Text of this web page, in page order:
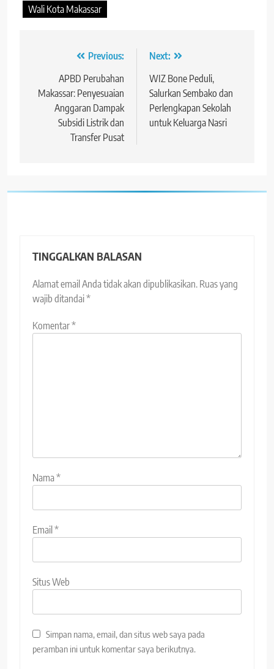
Wali Kota Makassar
Navigasi Previous:
APBD Perubahan
Makassar: Penyesuaian
Anggaran Dampak
Subsidi Listrik dan
Transfer Pusat
Next:
WIZ Bone Peduli,
Salurkan Sembako dan
Perlengkapan Sekolah
untuk Keluarga Nasri
TINGGALKAN BALASAN
Alamat email Anda tidak akan dipublikasikan. Ruas yang
wajib ditandai*
Komentar*
Nama*
Email *
Situs Web
Simpan nama, email, dan situs web saya pada
peramban ini untuk komentar saya berikutnya.